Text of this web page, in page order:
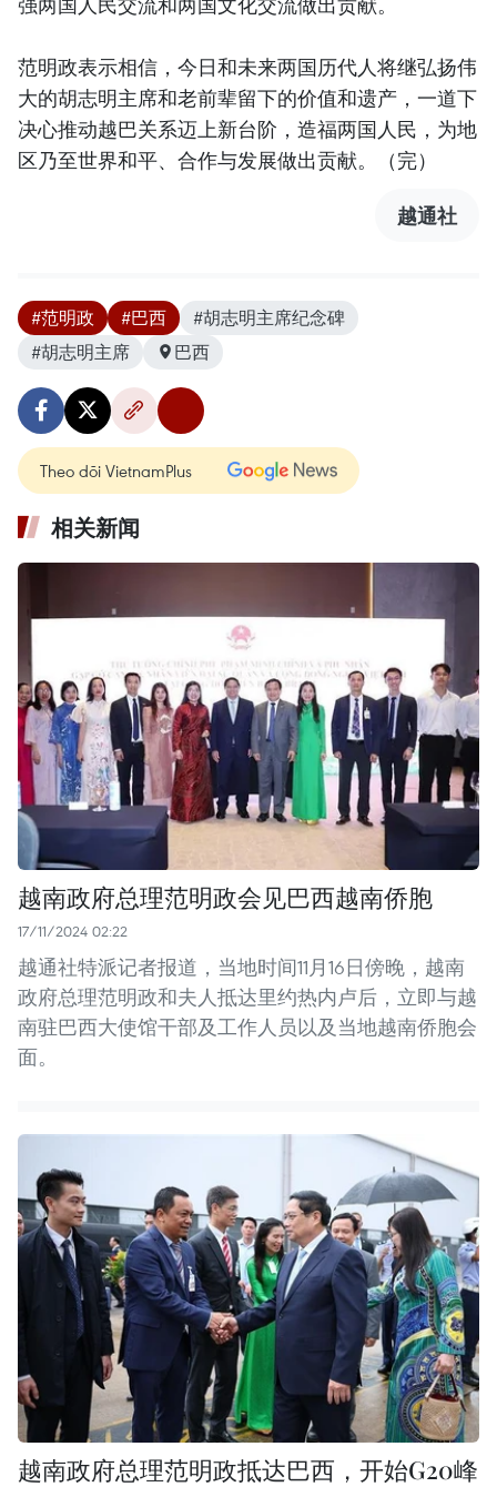
范明政表示相信，今日和未来两国历代人将继弘扬伟
大的胡志明主席和老前辈留下的价值和遗产，一道下
决心推动越巴关系迈上新台阶，造福两国人民，为地
区乃至世界和平、合作与发展做出贡献。（完）
越通社
#范明政 #巴西
#胡志明主席纪念碑
#胡志明主席
巴西
Theo dõi VietnamPlus
相关新闻
越南政府总理范明政会见巴西越南侨胞
17/11/2024 02:22
越通社特派记者报道，当地时间11月16日傍晚，越南
政府总理范明政和夫人抵达里约热内卢后，立即与越
南驻巴西大使馆干部及工作人员以及当地越南侨胞会
面。
越南政府总理范明政抵达巴西，开始G20峰